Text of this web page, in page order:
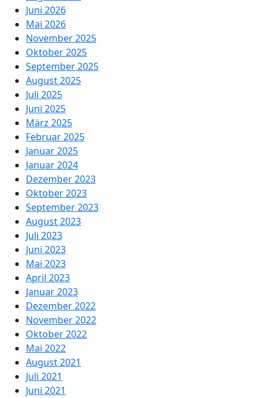
Juni 2026
Mai 2026
November 2025
Oktober 2025
September 2025
August 2025
Juli 2025
Juni 2025
März 2025
Februar 2025
Januar 2025
Januar 2024
Dezember 2023
Oktober 2023
September 2023
August 2023
Juli 2023
Juni 2023
Mai 2023
April 2023
Januar 2023
Dezember 2022
November 2022
Oktober 2022
Mai 2022
August 2021
Juli 2021
Juni 2021